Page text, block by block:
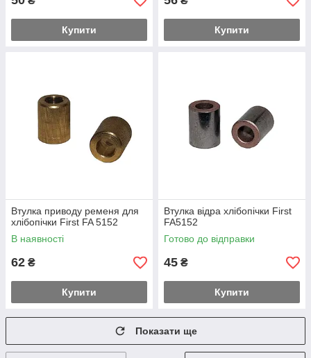
Купити Купити
Втулка приводу ременя для
хлібопічки First FA 5152
В наявності
62 ₴
Купити
Втулка відра хлібопічки First
FA5152
Готово до відправки
45 ₴
Купити
Показати ще